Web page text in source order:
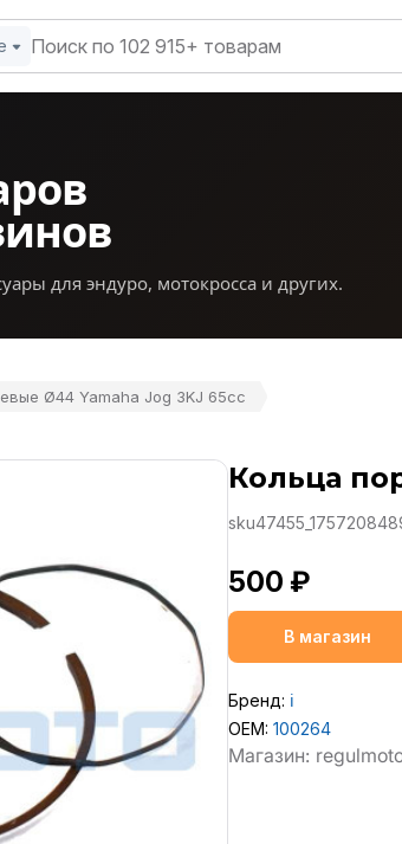
для эндуро, мотокросса и других.
Ø44 Yamaha Jog 3KJ 65cc
Кольца
500 ₽
В магазин
Бренд: ℹ️
OEM: 100264